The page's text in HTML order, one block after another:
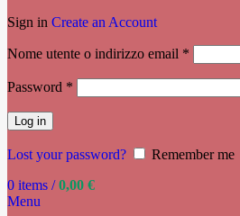
Sign in Create an Account
Nome utente o indirizzo email *
Password *
Log in
Lost your password?
Remember me
0 items / 0,00 €
Menu